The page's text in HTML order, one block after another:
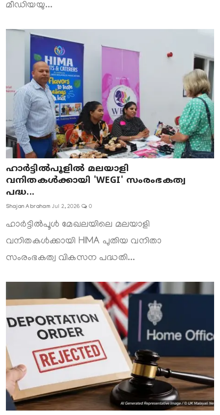
മീഡിയയു...
ഹാർട്ടിൽപൂളിൽ മലയാളി
വനിതകൾക്കായി 'WEGI' സംരംഭകത്വ
പദ്ധ...
Shajan Abraham Jul 2, 2026 0
ഹാർട്ടിൽപൂൾ മേഖലയിലെ മലയാളി
വനിതകൾക്കായി HIMA പുതിയ വനിതാ
സംരംഭകത്വ വികസന പദ്ധതി...